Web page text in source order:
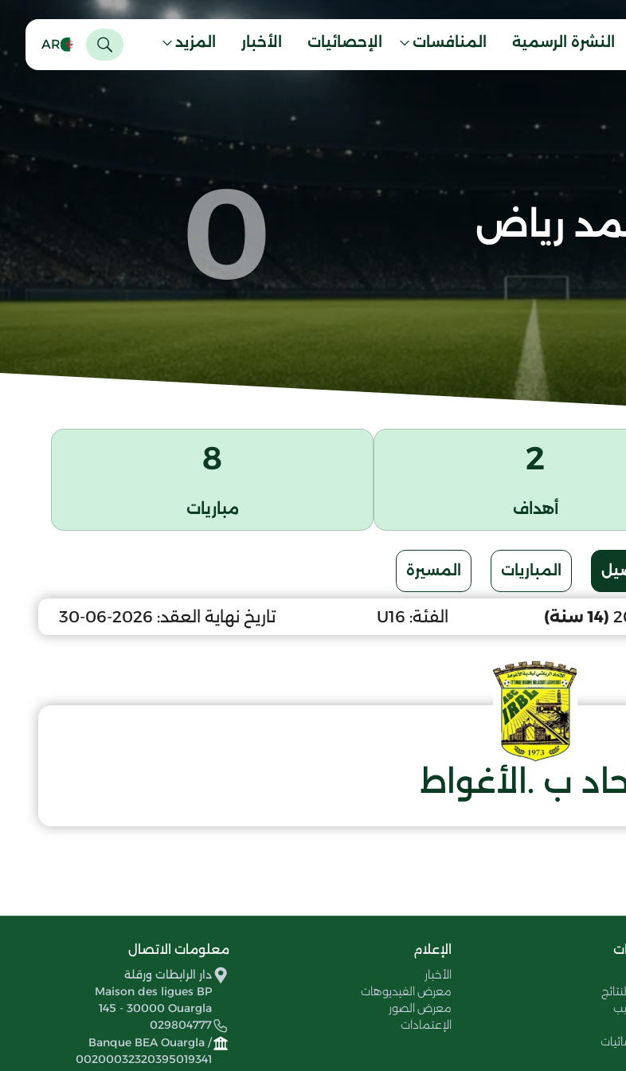
النشرة الرسمية المنافسات الإحصائيات الأخبار المزيد AR
رياض 0
2
أهداف
8
مباريات
المباريات المسيرة
(14 سنة) الفئة: U16 تاريخ نهاية العقد: 2026-06-30
ب .الأغواط
الإعلام
الأخبار
معرض الفيديوهات
معرض الصور
الإعتمادات
معلومات الاتصال
دار الرابطات ورقلة
Maison des ligues BP
145 - 30000 Ouargla
029804777
Banque BEA Ouargla /
00200032320395019341